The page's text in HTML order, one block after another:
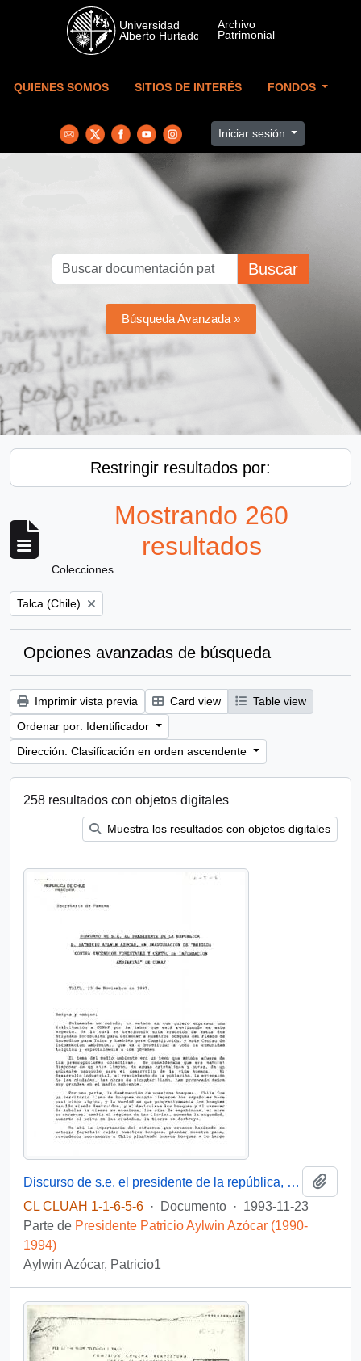
Skip to main content
QUIENES SOMOS SITIOS DE INTERÉS FONDOS
Iniciar sesión
Buscar
Búsqueda Avanzada »
Restringir resultados por:
Mostrando 260
resultados
Colecciones
Remove filter:
Talca (Chile)
Opciones avanzadas de búsqueda
Imprimir vista previa Card view
Table view
Ordenar por: Identificador
Dirección: Clasificación en orden ascendente
258 resultados con objetos digitales
Muestra los resultados con objetos digitales
Discurso de s.e. el presidente de la república, D. Patricio Aylwin Azócar, en inauguración de "brigada contra incendios forestales y centro de información ambiental" de CONAF
CL CLUAH 1-1-6-5-6 · Documento · 1993-11-23
Parte de Presidente Patricio Aylwin Azócar (1990-
1994)
Aylwin Azócar, Patricio1